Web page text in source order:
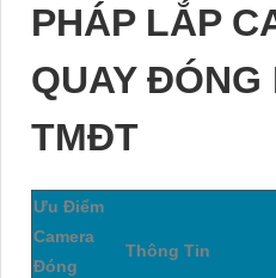
PHÁP LẮP
QUAY ĐÓNG
TMĐT
Ưu Điểm
Camera
Đóng
Thông Tin